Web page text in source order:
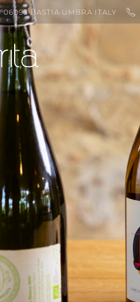
06093 BASTIA UMBRA ITALY